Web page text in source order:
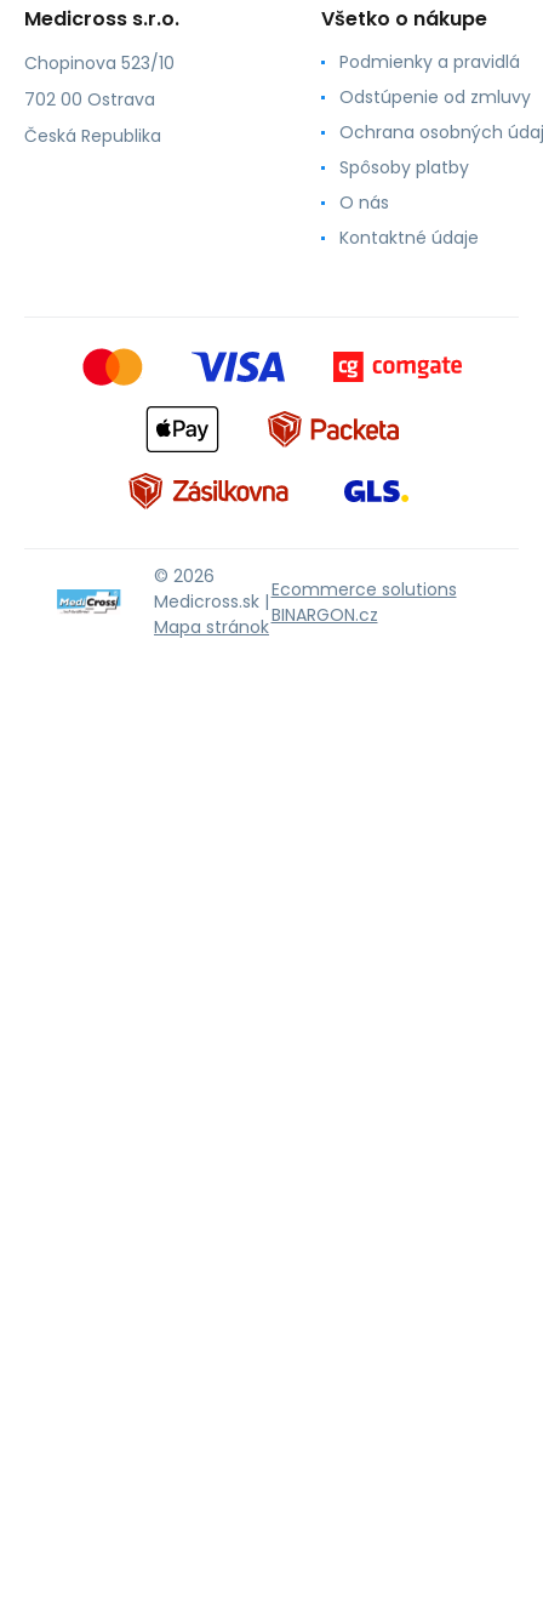
Medicross s.r.o.
Chopinova 523/10
702 00 Ostrava
Česká Republika
Všetko o nákupe
Podmienky a pravidlá
Odstúpenie od zmluvy
Ochrana osobných
Spôsoby platby
O nás
Kontaktné údaje
© 2026
Medicross.sk |
Mapa stránok
Ecommerce solutions
BINARGON.cz